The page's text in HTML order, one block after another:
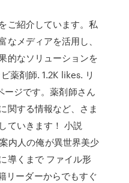
ご紹介しています。私
なメディアを活用し、
的なソリューションを
薬剤師. 1.2K likes. リ
ジです。薬剤師さん
関する情報など、さま
ていきます！ 小説
内人の俺が異世界美少
導くまで ファイル形
ーダーからでもすぐ